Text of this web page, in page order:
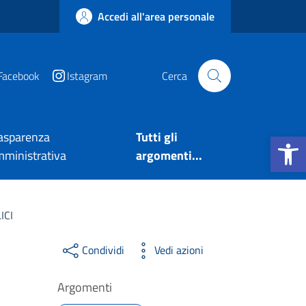
Apri la
Accedi all'area personale
Istagram Cerca
Tutti gli
argomenti...
Condividi Vedi azioni
Argomenti